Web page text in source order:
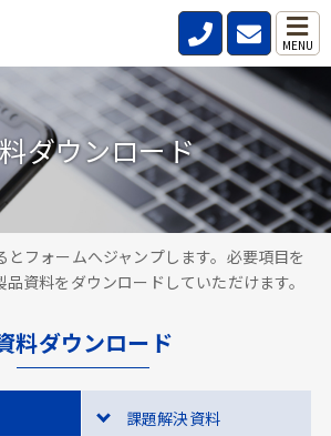
MENU
ダウンロード
とフォームへジャンプします。必要項目を
資料をダウンロードしていただけます。
料ダウンロード
課題解決資料